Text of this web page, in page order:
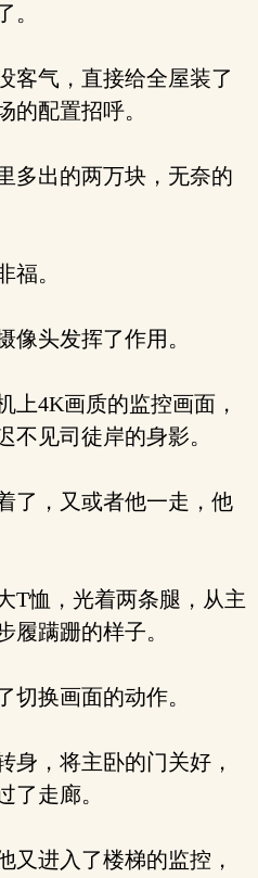
。
客气，直接给全屋装了
的配置招呼。
多出的两万块，无奈的
。
头发挥了作用。
4K画质的监控画面，
不见司徒岸的身影。
了，又或者他一走，他
T恤，光着两条腿，从主
履蹒跚的样子。
换画面的动作。
，将主卧的门关好，
了走廊。
进入了楼梯的监控，